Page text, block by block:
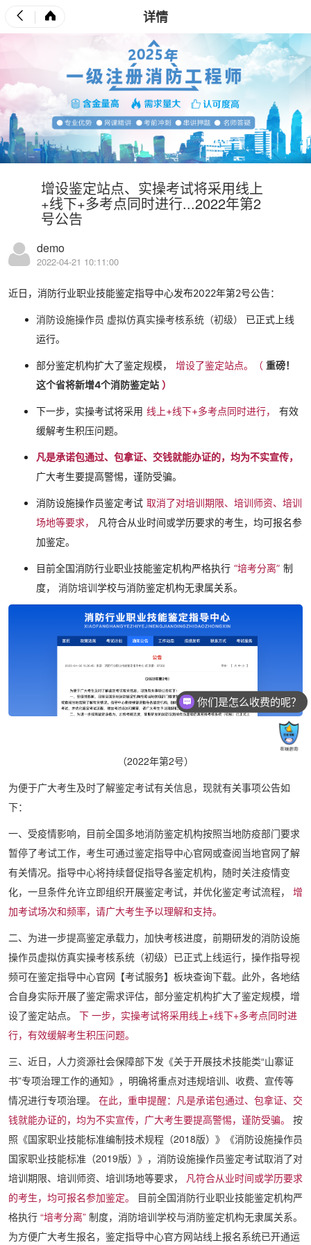
详情
增设鉴定站点、实操考试将采用线上
+线下+多考点同时进行...2022年第2
号公告
demo
2022-04-21 10:11:00
近日，消防行业职业技能鉴定指导中心发布2022年第2号公告：
消防设施操作员 虚拟仿真实操考核系统（初级）
已正式上线
运行。
部分鉴定机构扩大了鉴定规模， 增设了鉴定站点。（ 重磅！
这个省将新增4个消防鉴定站 ）
下一步，实操考试将采用 线上+线下+多考点同时进行，
有效
缓解考生积压问题。
凡是承诺包通过、包拿证、交钱就能办证的，均为不实宣传，
广大考生要提高警惕，谨防受骗。
消防设施操作员鉴定考试 取消了对培训期限、培训师资、培训
场地等要求，
凡符合从业时间或学历要求的考生，均可报名参
加鉴定。
目前全国消防行业职业技能鉴定机构严格执行 “培考分离” 制
度， 消防培训学校与消防鉴定机构无隶属关系。
（2022年第2号）
为便于广大考生及时了解鉴定考试有关信息，现就有关事项公告如
下：
一、受疫情影响，目前全国多地消防鉴定机构按照当地防疫部门要求
暂停了考试工作，考生可通过鉴定指导中心官网或查阅当地官网了解
有关情况。指导中心将持续督促指导各鉴定机构，随时关注疫情变
化，一旦条件允许立即组织开展鉴定考试，并优化鉴定考试流程，
增
加考试场次和频率，请广大考生予以理解和支持。
二、为进一步提高鉴定承载力，加快考核进度，前期研发的消防设施
操作员虚拟仿真实操考核系统（初级）已正式上线运行，操作指导视
频可在鉴定指导中心官网【考试服务】板块查询下载。此外，各地结
合自身实际开展了鉴定需求评估，部分鉴定机构扩大了鉴定规模，增
设了鉴定站点。
下 一步，实操考试将采用线上+线下+多考点同时进
行，有效缓解考生积压问题。
三、近日，人力资源社会保障部下发《关于开展技术技能类“山寨证
书”专项治理工作的通知》，明确将重点对违规培训、收费、宣传等
情况进行专项治理。
在此，重申提醒：凡是承诺包通过、包拿证、交
钱就能办证的，均为不实宣传，广大考生要提高警惕，谨防受骗。
按
照《国家职业技能标准编制技术规程（2018版）》《消防设施操作员
国家职业技能标准（2019版）》，消防设施操作员鉴定考试取消了对
培训期限、培训师资、培训场地等要求，
凡符合从业时间或学历要求
的考生，均可报名参加鉴定。
目前全国消防行业职业技能鉴定机构严
格执行 “培考分离” 制度，消防培训学校与消防鉴定机构无隶属关系。
为方便广大考生报名，鉴定指导中心官方网站线上报名系统已开通运
你们是怎么收费的呢？